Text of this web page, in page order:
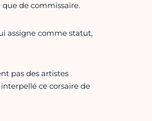
de commissaire.
assigne comme statut,
pas des artistes
ce corsaire de